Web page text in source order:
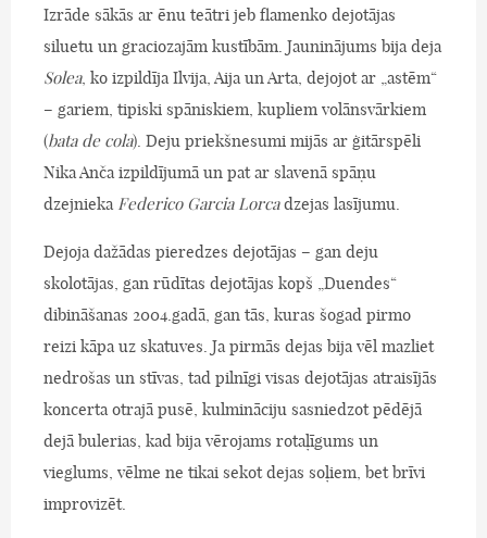
Izrāde sākās ar ēnu teātri jeb flamenko dejotājas
siluetu un graciozajām kustībām. Jauninājums bija deja
Solea, ko izpildīja Ilvija, Aija un Arta, dejojot ar „astēm“
– gariem, tipiski spāniskiem, kupliem volānsvārkiem
(bata de cola). Deju priekšnesumi mijās ar ģitārspēli
Nika Anča izpildījumā un pat ar slavenā spāņu
dzejnieka Federico Garcia Lorcadzejas lasījumu.
Dejoja dažādas pieredzes dejotājas – gan deju
skolotājas, gan rūdītas dejotājas kopš „Duendes“
dibināšanas 2004.gadā, gan tās, kuras šogad pirmo
reizi kāpa uz skatuves. Ja pirmās dejas bija vēl mazliet
nedrošas un stīvas, tad pilnīgi visas dejotājas atraisījās
koncerta otrajā pusē, kulmināciju sasniedzot pēdējā
dejā bulerias, kad bija vērojams rotaļīgums un
vieglums, vēlme ne tikai sekot dejas soļiem, bet brīvi
improvizēt.